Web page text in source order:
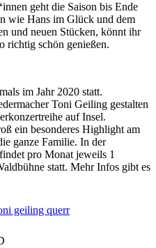
geht die Saison bis Ende
wie Hans im Glück und dem
und neuen Stücken, könnt ihr
richtig schön genießen.
im Jahr 2020 statt.
Toni Geiling gestalten
auf Insel.
ein besonderes Highlight am
ganze Familie. In der
pro Monat jeweils 1
statt. Mehr Infos gibt es